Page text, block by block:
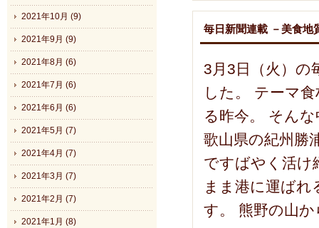
毎日新聞連載 －美食地
3月3日（火）の
した。 テーマ
る昨今。 そん
歌山県の紀州勝
ですばやく活け
まま港に運ばれ
す。 熊野の山か
2021年10月 (9)
2021年9月 (9)
2021年8月 (6)
2021年7月 (6)
2021年6月 (6)
2021年5月 (7)
2021年4月 (7)
2021年3月 (7)
2021年2月 (7)
2021年1月 (8)